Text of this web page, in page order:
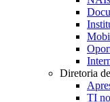
Diretoria
TI